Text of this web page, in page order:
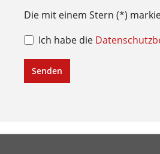
Die mit einem Stern (*)
Ich habe die
Senden